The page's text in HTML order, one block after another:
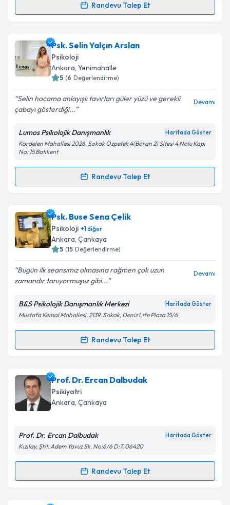
Takvim Talebini Gönder
Randevu Talep Et
Randevu Takvimi Talebi
Klinik Psikolog Emel Efe Topak
talebi oluşturun. Size bu uzmandan randevu almanız
için bir takvim hazırlandığında e-posta ile
bilgilendireceğiz.
E-posta Adresiniz
Kişisel verilerimin işlenmesine ilişkinAydınlatma
Metni
kapsamda işlenmesini kabul ediyorum.
Psk. Selin Yalçın Arslan
Psikoloji
Ankara, Yenimahalle
5 (6 Değerlendirme)
Selin hocama anlayışlı tavırları güler yüzü ve gerekli
çabayı gösterdiği...
Devamı
Lumos Psikolojik Danışmanlık Haritada Göster
Kardelen Mahallesi 2026. Sokak Özpetek 4(Boran 2) Sitesi 4 Nolu Kapı
No: 15 Batıkent
Randevu Talep Et
Randevu Takvimi Talebi
Psk. Selin Yalçın Arslaniçin randevu takvimi talebi
oluşturun. Size bu uzmandan randevu almanız için bir
takvim hazırlandığında e-posta ile bilgilendireceğiz.
Kişisel verilerimin işlenmesine ilişkin
Aydınlatma
Metni'ni okudum ve kişisel verilerimin belirtilen
kapsamda işlenmesini kabul ediyorum.
Psk. Buse Sena Çelik
Psikoloji +1diğer
Ankara, Çankaya
5 (15 Değerlendirme)
Bugün ilk seansımız olmasına rağmen çok uzun
zamandır tanıyormuşuz gibi...
Devamı
B&S Psikolojik Danışmanlık Merkezi Haritada Göster
Mustafa Kemal Mahallesi, 2139. Sokak, Deniz Life Plaza 15/6
Randevu Talep Et
Randevu Takvimi Talebi
Psk. Buse Sena Çelik için randevu takvimi talebi
oluşturun. Size bu uzmandan randevu almanız için bir
takvim hazırlandığında e-posta ile bilgilendireceğiz.
Kişisel verilerimin işlenmesine ilişkin
Metni'ni okudum ve kişisel verilerimin belirtilen
Prof. Dr. Ercan Dalbudak
Psikiyatri
Ankara, Çankaya
Prof. Dr. Ercan Dalbudak Haritada Göster
Kızılay, Şht. Adem Yavuz Sk. No:6/6 D:7, 06420
Randevu Talep Et
Randevu Takvimi Talebi